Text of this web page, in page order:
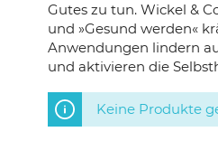
Gutes zu tun. Wickel &
und »Gesund werden«
Anwendungen lindern
und aktivieren die
Keine Produkte